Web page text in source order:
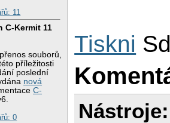
11
C-Kermit 11
souborů,
příležitosti
poslední
nová
C-
0
Tiskni
Nástroje: